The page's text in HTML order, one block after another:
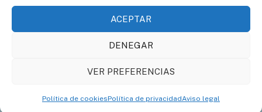
ACEPTAR
DENEGAR
VER PREFERENCIAS
Política de cookiesPolítica de privacidadAviso legal
los Relojes de Sol
Societat Catalana de